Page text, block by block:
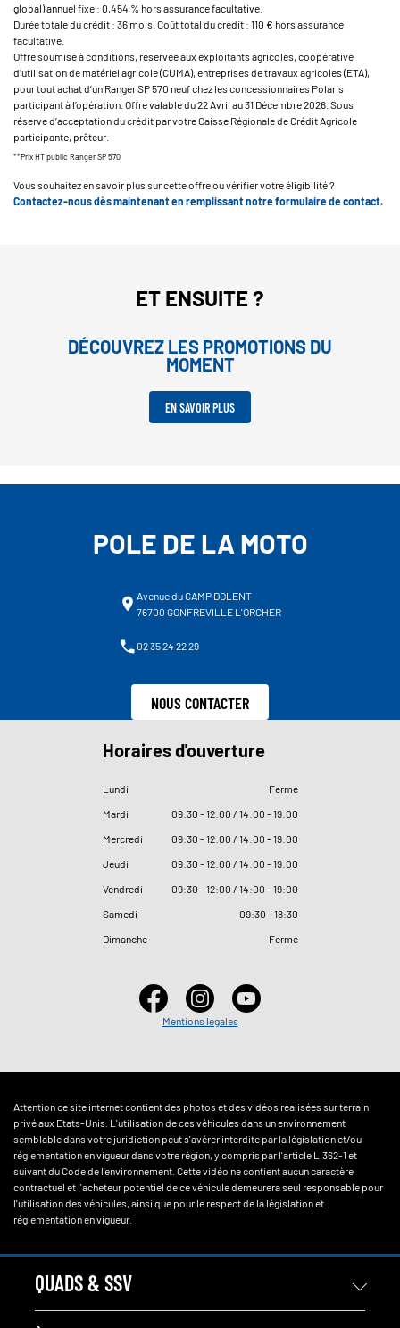
global) annuel fixe : 0,454 % hors assurance facultative.
Durée totale du crédit : 36 mois. Coût total du crédit : 110 € hors assurance
facultative.
Offre soumise à conditions, réservée aux exploitants agricoles, coopérative
d’utilisation de matériel agricole (CUMA), entreprises de travaux agricoles (ETA),
pour tout achat d’un Ranger SP 570 neuf chez les concessionnaires Polaris
participant à l’opération. Offre valable du 22 Avril au 31 Décembre 2026. Sous
réserve d’acceptation du crédit par votre Caisse Régionale de Crédit Agricole
participante, prêteur.
**Prix HT public Ranger SP 570
Vous souhaitez en savoir plus sur cette offre ou vérifier votre éligibilité ?
Contactez-nous dès maintenant en remplissant notre formulaire de contact.
ET ENSUITE ?
DÉCOUVREZ LES PROMOTIONS DU
MOMENT
EN SAVOIR PLUS
POLE DE LA MOTO
Avenue du CAMP DOLENT
76700 GONFREVILLE L'ORCHER
02 35 24 22 29
NOUS CONTACTER
Horaires d'ouverture
Lundi
Fermé
Mardi
09:30 - 12:00 / 14:00 - 19:00
Mercredi
09:30 - 12:00 / 14:00 - 19:00
Jeudi
09:30 - 12:00 / 14:00 - 19:00
Vendredi
09:30 - 12:00 / 14:00 - 19:00
Samedi
09:30 - 18:30
Dimanche
Fermé
Mentions légales
Attention ce site internet contient des photos et des vidéos réalisées sur terrain
privé aux Etats-Unis. L'utilisation de ces véhicules dans un environnement
semblable dans votre juridiction peut s'avérer interdite par la législation et/ou
réglementation en vigueur dans votre région, y compris par l'article L.362-1 et
suivant du Code de l'environnement. Cette vidéo ne contient aucun caractère
contractuel et l'acheteur potentiel de ce véhicule demeurera seul responsable pour
l'utilisation des véhicules, ainsi que pour le respect de la législation et
réglementation en vigueur.
QUADS & SSV